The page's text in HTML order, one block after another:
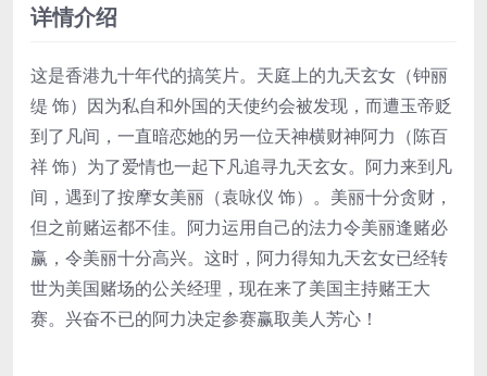
详情介绍
这是香港九十年代的搞笑片。天庭上的九天玄女（钟丽
缇 饰）因为私自和外国的天使约会被发现，而遭玉帝贬
到了凡间，一直暗恋她的另一位天神横财神阿力（陈百
祥 饰）为了爱情也一起下凡追寻九天玄女。阿力来到凡
间，遇到了按摩女美丽（袁咏仪 饰）。美丽十分贪财，
但之前赌运都不佳。阿力运用自己的法力令美丽逢赌必
赢，令美丽十分高兴。这时，阿力得知九天玄女已经转
世为美国赌场的公关经理，现在来了美国主持赌王大
赛。兴奋不已的阿力决定参赛赢取美人芳心！